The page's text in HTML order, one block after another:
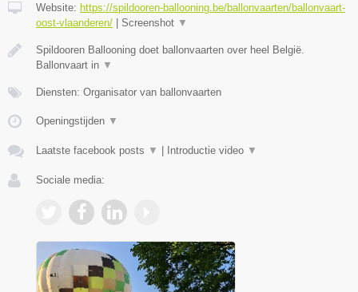
Website: https://spildooren-ballooning.be/ballonvaarten/ballonvaart-
oost-vlaanderen/ | Screenshot ▼
Spildooren Ballooning doet ballonvaarten over heel België.
Ballonvaart in ▼
Diensten: Organisator van ballonvaarten
Openingstijden ▼
Laatste facebook posts ▼ | Introductie video ▼
Sociale media: